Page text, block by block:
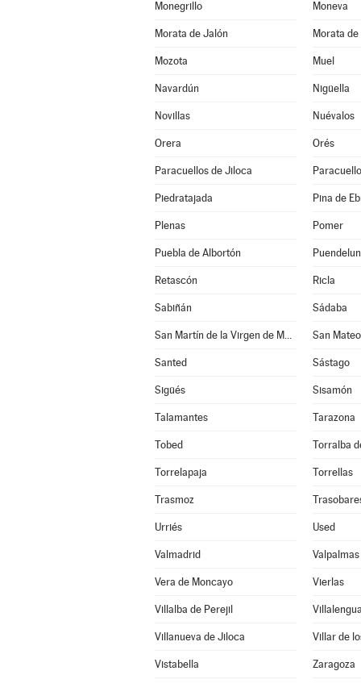
Monegrillo Moneva
Morata de Jalón Morata
Mozota Muel
Navardún Nigüella
Novillas Nuévalos
Orera Orés
Paracuellos de Jiloca
Piedratajada Pina de
Plenas Pomer
Puebla de Albortón
Retascón Ricla
Sabiñán Sádaba
San Martín de la Virgen de Moncayo San
Santed Sástago
Sigüés Sisamón
Talamantes Tarazona
Tobed Torralba
Torrelapaja Torrellas
Trasmoz
Urriés Used
Valmadrid Valpalmas
Vera de Moncayo Vierlas
Villalba de Perejil Villalengua
Villanueva de Jiloca Villar de
Vistabella Zaragoza